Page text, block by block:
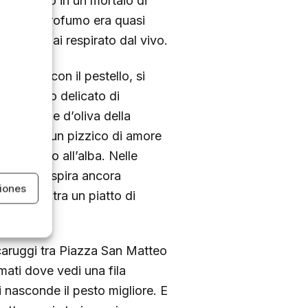
Il profumo era quasi
abbia mai respirato dal vivo.
con il pestello, si
aglio delicato di
d’oliva della
un pizzico di amore
raccolto all’alba. Nelle
si respira ancora
tra un piatto di
tra Piazza San Matteo
dove vedi una fila
il pesto migliore. E